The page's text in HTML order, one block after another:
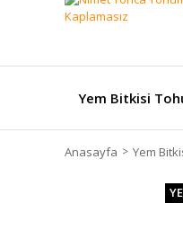
Yem Bitkisi
Anasayfa Yem